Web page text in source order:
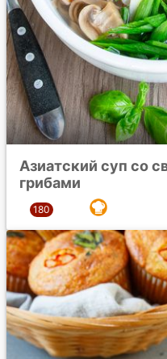
Азиатский суп со
грибами